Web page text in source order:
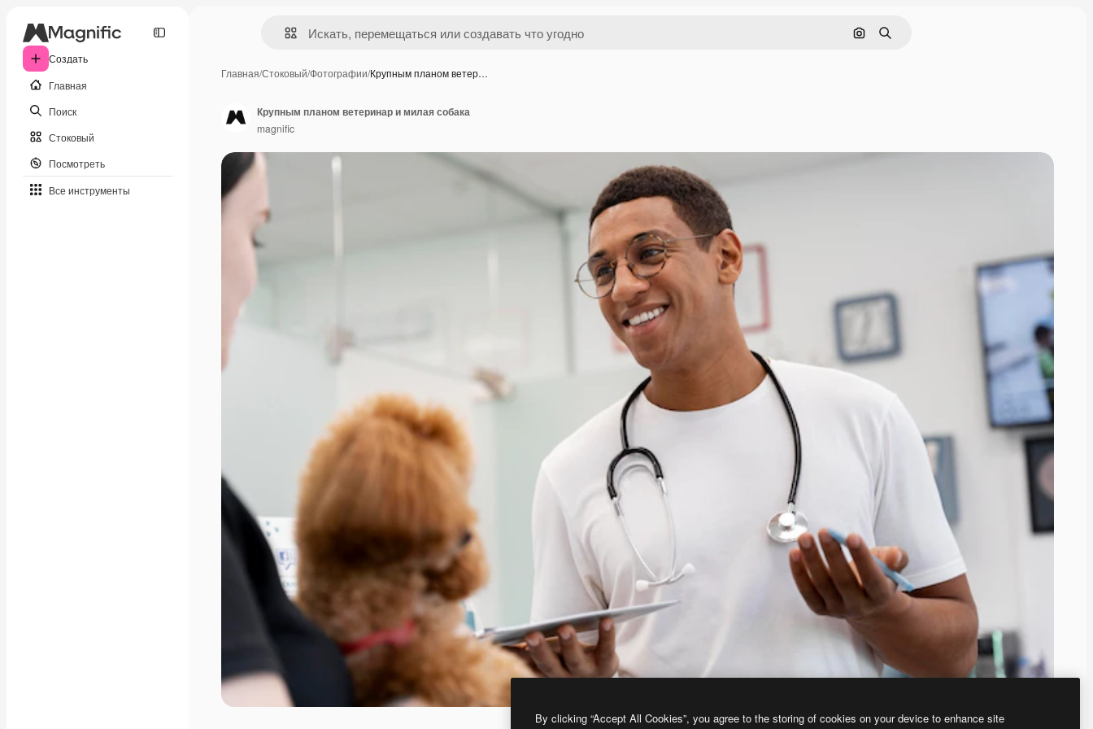
Создать
Главная
Поиск
Стоковый
Посмотреть
Все инструменты
Поиск по изображению
Поиск
Главная/Стоковый/Фотографии/Крупным планом ветер…
Крупным планом ветеринар и милая собака
magnific
By clicking “Accept All Cookies”, you agree to the storing of cookies on your device to enhance site